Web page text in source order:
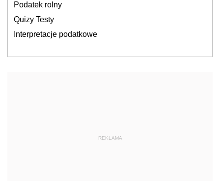
Podatek rolny
Quizy Testy
Interpretacje podatkowe
REKLAMA